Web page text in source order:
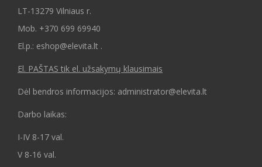
LT-13279 Vilniaus r.
Mob. +370 699 69940
El.p.: eshop@elevita.lt .
El. PAŠTAS tik el. užsakymų klausimais
Dėl bendros informacijos: administrator@elevita.lt
Darbo laikas:
I-IV 8-17 val.
V 8-16 val.